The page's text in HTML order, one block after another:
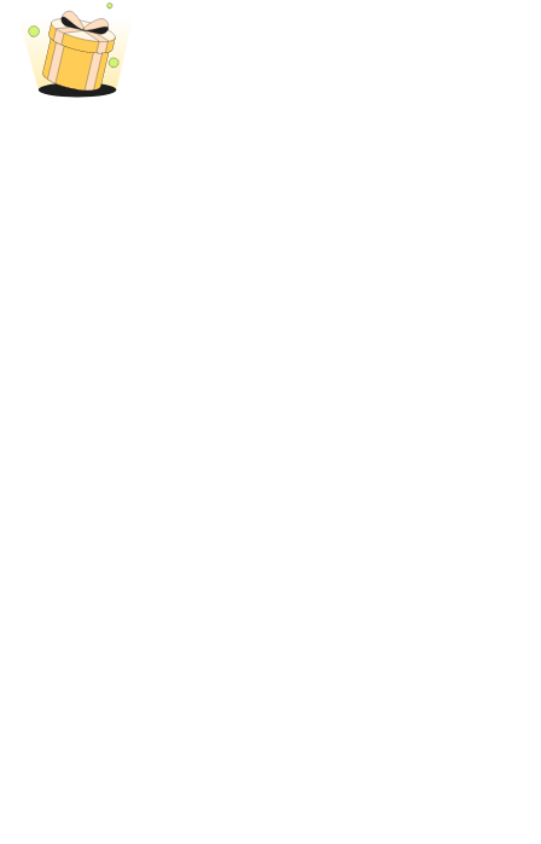
Crypto World Cup 2026: Grand Finale
77,777+3k Rewards